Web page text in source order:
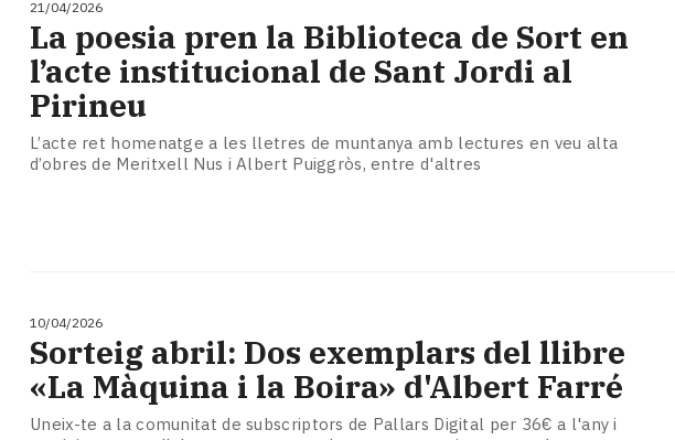
21/04/2026
La poesia pren la Biblioteca de Sort en
l’acte institucional de Sant Jordi al
Pirineu
L’acte ret homenatge a les lletres de muntanya amb lectures en veu alta
d’obres de Meritxell Nus i Albert Puiggròs, entre d'altres
10/04/2026
Sorteig abril: Dos exemplars del llibre
«La Màquina i la Boira» d'Albert Farré
Uneix-te a la comunitat de subscriptors de Pallars Digital per 36€ a l'any i